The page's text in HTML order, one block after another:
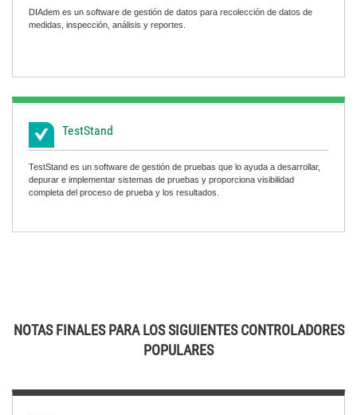
DIAdem es un software de gestión de datos para recolección de datos de
medidas, inspección, análisis y reportes.
TestStand
TestStand es un software de gestión de pruebas que lo ayuda a desarrollar,
depurar e implementar sistemas de pruebas y proporciona visibilidad
completa del proceso de prueba y los resultados.
NOTAS FINALES PARA LOS SIGUIENTES CONTROLADORES
POPULARES